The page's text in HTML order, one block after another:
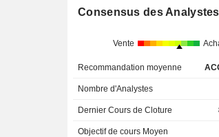
Consensus des Analystes
Vente
Recommandation moyenne
Nombre d'Analystes
Dernier Cours de Cloture
Objectif de cours Moyen